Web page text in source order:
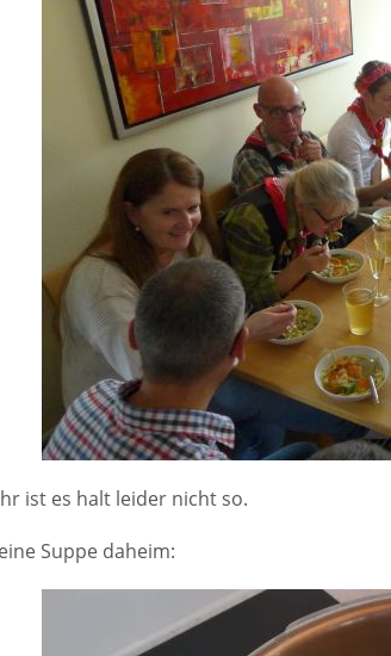
ist es halt leider nicht so.
Suppe daheim: